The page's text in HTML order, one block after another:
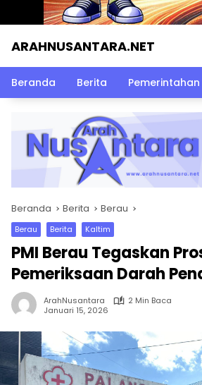
ARAHNUSANTARA.NET
Beranda Berita Pemerintahan
Beranda Berita Berau
Berau Berita Kaltim
PMI Berau Tegaskan
Pemeriksaan Darah
ArahNusantara
2 Min Baca
Januari 15, 2026